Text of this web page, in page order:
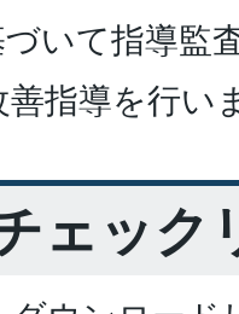
いて指導監
指導を行い
ェック